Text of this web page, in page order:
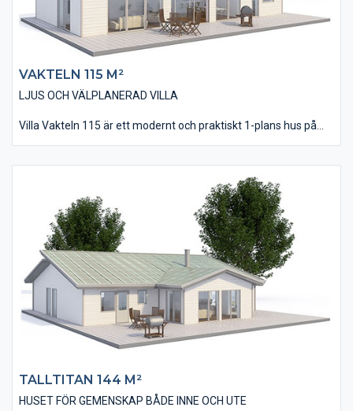
VAKTELN 115 M²
LJUS OCH VÄLPLANERAD VILLA
Villa Vakteln 115 är ett modernt och praktiskt 1-plans hus på
Invändigt innehåller huset alla de rum man skall hitta i ett nytt
hus inkl. 3 st väl tilltagna Sovrum. Se gärna till samspelet mellan
Vardagsrum och Kök/Matplats. Generellt har villan utförs med
stora fönsterpartier som släpper in ljus och bidrar till det
trevliga intryck man får invändigt.
TALLTITAN 144 M²
HUSET FÖR GEMENSKAP BÅDE INNE OCH UTE